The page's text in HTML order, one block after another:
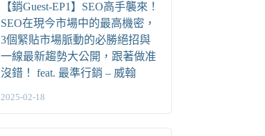
【銷Guest-EP1】SEO高手襲來！
SEO在現今市場中的最高機密，
3個緊貼市場脈動的必勝絕招與
一線最新趨勢大公開，跟著做准
沒錯！ feat. 最準行銷 – 威翰
2025-02-18